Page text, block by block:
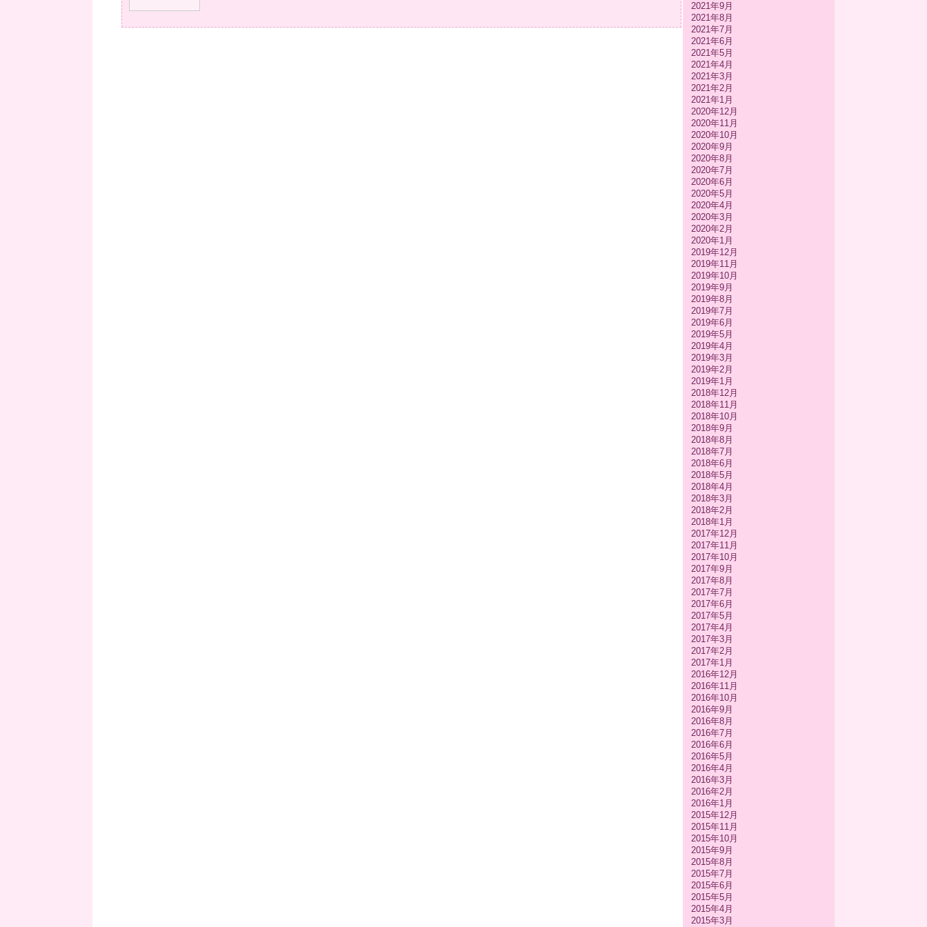
2021年9月
2021年8月
2021年7月
2021年6月
2021年5月
2021年4月
2021年3月
2021年2月
2021年1月
2020年12月
2020年11月
2020年10月
2020年9月
2020年8月
2020年7月
2020年6月
2020年5月
2020年4月
2020年3月
2020年2月
2020年1月
2019年12月
2019年11月
2019年10月
2019年9月
2019年8月
2019年7月
2019年6月
2019年5月
2019年4月
2019年3月
2019年2月
2019年1月
2018年12月
2018年11月
2018年10月
2018年9月
2018年8月
2018年7月
2018年6月
2018年5月
2018年4月
2018年3月
2018年2月
2018年1月
2017年12月
2017年11月
2017年10月
2017年9月
2017年8月
2017年7月
2017年6月
2017年5月
2017年4月
2017年3月
2017年2月
2017年1月
2016年12月
2016年11月
2016年10月
2016年9月
2016年8月
2016年7月
2016年6月
2016年5月
2016年4月
2016年3月
2016年2月
2016年1月
2015年12月
2015年11月
2015年10月
2015年9月
2015年8月
2015年7月
2015年6月
2015年5月
2015年4月
2015年3月